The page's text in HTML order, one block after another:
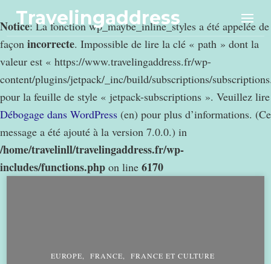
Notice: La fonction wp_maybe_inline_styles a été appelée de
façon incorrecte. Impossible de lire la clé « path » dont la
valeur est « https://www.travelingaddress.fr/wp-
content/plugins/jetpack/_inc/build/subscriptions/
pour la feuille de style « jetpack-subscriptions ». Veuillez lire
Débogage dans WordPress (en) pour plus d’informations. (Ce
message a été ajouté à la version 7.0.0.) in
/home/travelinll/travelingaddress.fr/wp-
includes/functions.php on line 6170
Travelingaddress
EUROPE FRANCE FRANCE ET CULTURE